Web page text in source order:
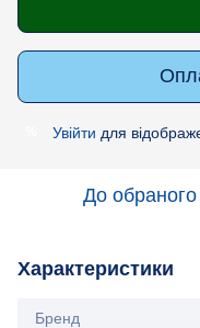
Увійти для
До обраного
Характеристики
Бренд